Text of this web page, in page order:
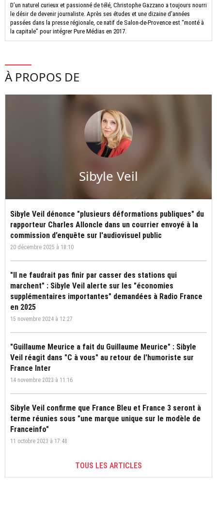
D’un naturel curieux et passionné de télé, Christophe Gazzano a toujours nourri
le désir de devenir journaliste. Après ses études et une dizaine d’années
passées dans la presse régionale, ce natif de Salon-de-Provence est “monté à
la capitale” pour intégrer Pure Médias en 2017.
À PROPOS DE
Sibyle Veil
Sibyle Veil dénonce "plusieurs déformations publiques" du
rapporteur Charles Alloncle dans un courrier envoyé à la
commission d’enquête sur l'audiovisuel public
20 décembre 2025 à 18:10
"Il ne faudrait pas finir par casser des stations qui
marchent" : Sibyle Veil alerte sur les "économies
supplémentaires importantes" demandées à Radio France
en 2025
15 novembre 2024 à 12:27
"Guillaume Meurice a fait du Guillaume Meurice" : Sibyle
Veil réagit dans "C à vous" au retour de l'humoriste sur
France Inter
14 novembre 2023 à 11:16
Sibyle Veil confirme que France Bleu et France 3 seront à
terme réunies sous "une marque unique sur le modèle de
Franceinfo"
11 octobre 2023 à 17:48
TOUS LES ARTICLES